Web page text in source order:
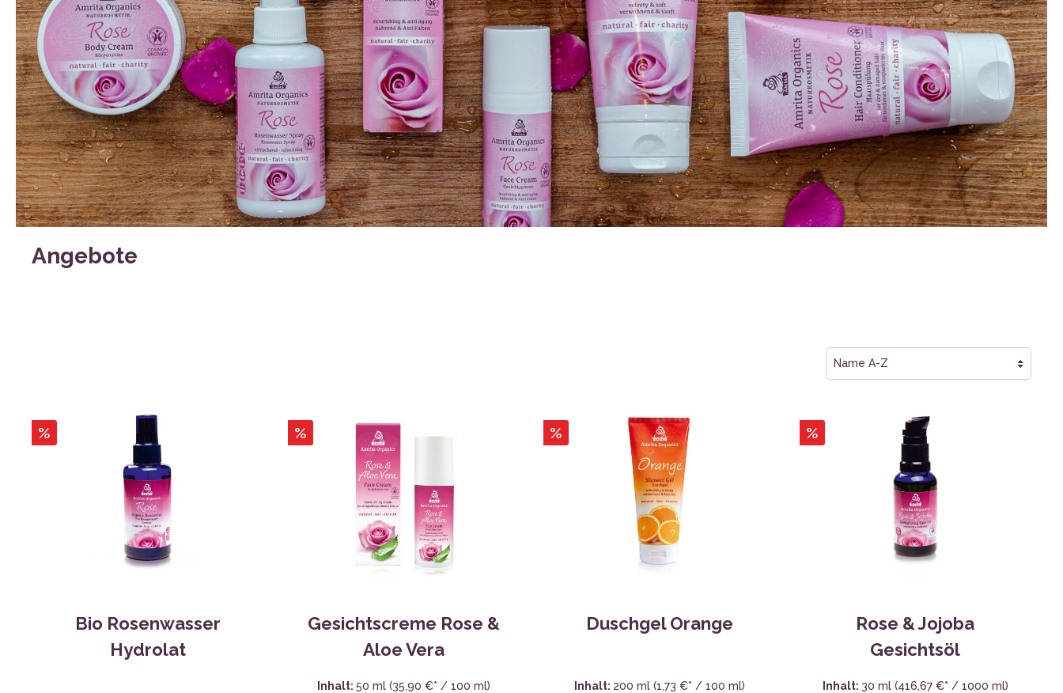
Stoffbinden
Angebote
%
Bio Rosenwasser
Hydrolat
%
Gesichtscreme Rose &
Aloe Vera
Inhalt: 50 ml (35,90 €* / 100 ml)
%
Duschgel Orange
Inhalt: 200 ml (1,73 €* / 100 ml)
%
Rose & Jojoba
Gesichtsöl
Inhalt: 30 ml (416,67 €* / 1000 ml)